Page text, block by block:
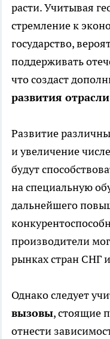
расти. Учитывая
стремление к
государство,
поддерживать
что создаст
развития отрасли
Развитие
и увеличение
будут
на специальную
дальнейшего
производители
рынках стран СНГ
Однако следует
вызовы, стоящие
отнести